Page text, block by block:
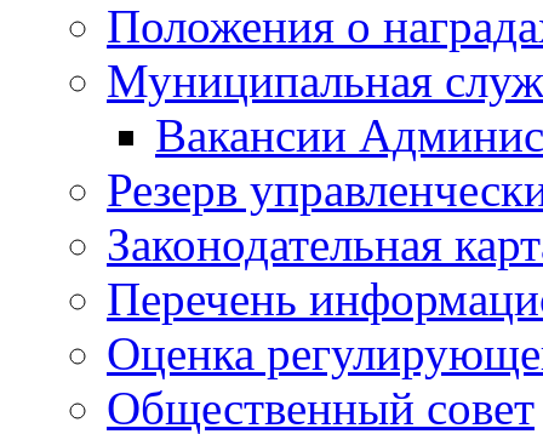
Положения о
Муниципальная
Вакансии
Резерв
Законодательная
Перечень
Оценка
Общественный совет